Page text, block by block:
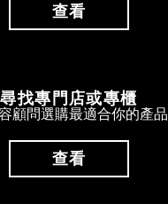
查看
尋找專門店或專櫃
顧問選購最適合你的產品
查看